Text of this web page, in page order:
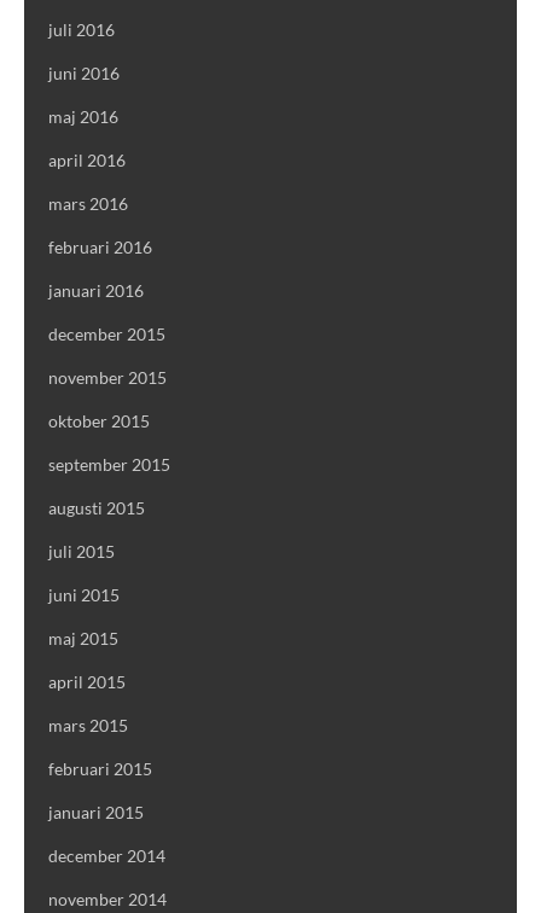
juli 2016
juni 2016
maj 2016
april 2016
mars 2016
februari 2016
januari 2016
december 2015
november 2015
oktober 2015
september 2015
augusti 2015
juli 2015
juni 2015
maj 2015
april 2015
mars 2015
februari 2015
januari 2015
december 2014
november 2014